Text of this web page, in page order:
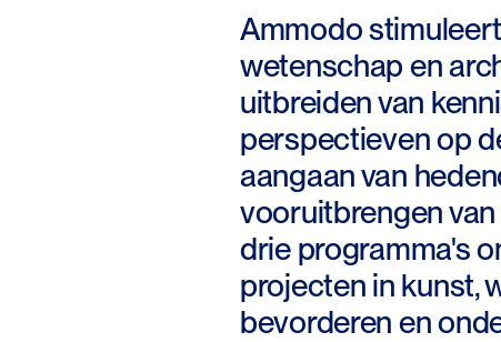
Ammodo
wetenschap en
uitbreiden van
perspectieven op
aangaan van
vooruitbrengen
drie programma's
projecten in kunst,
bevorderen en